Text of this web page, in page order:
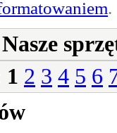
.
1 2 3 4 5 6